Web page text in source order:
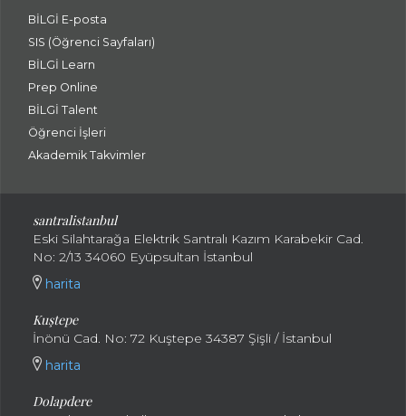
BİLGİ E-posta
SIS (Öğrenci Sayfaları)
BİLGİ Learn
Prep Online
BİLGİ Talent
Öğrenci İşleri
Akademik Takvimler
santralistanbul
Eski Silahtarağa Elektrik Santralı Kazım Karabekir Cad.
No: 2/13 34060 Eyüpsultan İstanbul
harita
Kuştepe
İnönü Cad. No: 72 Kuştepe 34387 Şişli / İstanbul
harita
Dolapdere